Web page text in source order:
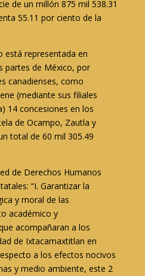
de un millón 875 mil 538.31
55.11 por ciento de la
está representada en
partes de México, por
canadienses, como
(mediante sus filiales
14 concesiones en los
de Ocampo, Zautla y
total de 60 mil 305.49
de Derechos Humanos
“I. Garantizar la
y moral de las
académico y
acompañaran a los
de Ixtacamaxtitlan en
a los efectos nocivos
y medio ambiente, este 2